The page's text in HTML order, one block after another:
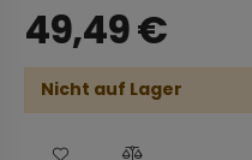
49,49€
Nicht auf Lager